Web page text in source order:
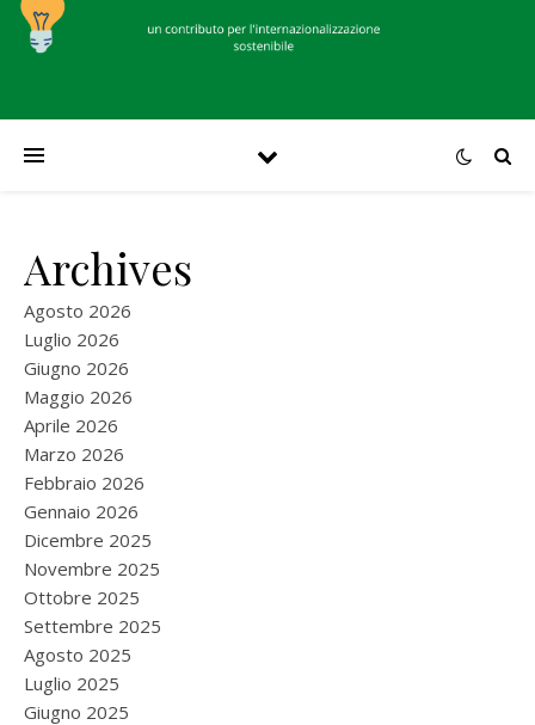
Archives
Agosto 2026
Luglio 2026
Giugno 2026
Maggio 2026
Aprile 2026
Marzo 2026
Febbraio 2026
Gennaio 2026
Dicembre 2025
Novembre 2025
Ottobre 2025
Settembre 2025
Agosto 2025
Luglio 2025
Giugno 2025